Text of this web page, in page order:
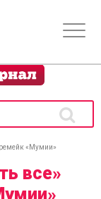
ремейк «Мумии»
все»